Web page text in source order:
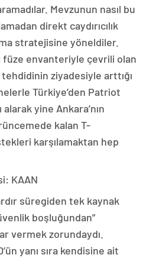
Mevzunun nasıl bu
direkt caydırıcılık
stratejisine yöneldiler.
füze envanteriyle çevrili olan
ziyadesiyle arttığı
Türkiye’den Patriot
yine Ankara’nın
kalan T-
karşılamaktan hep
KAAN
süregiden tek kaynak
boşluğundan”
vermek zorundaydı.
yanı sıra kendisine ait